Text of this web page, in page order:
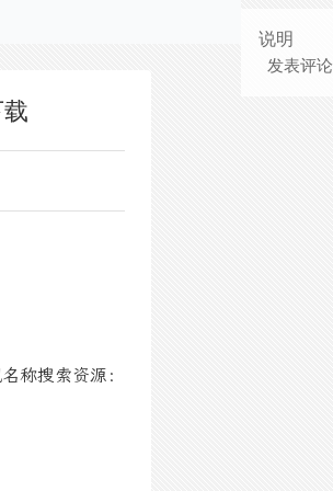
称搜索资源：
说明
发表评论